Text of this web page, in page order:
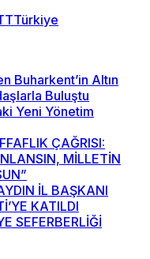
Türkiye
Buharkent’in Altın
Buluştu
Yeni Yönetim
ÇAĞRISI:
MİLLETİN
İL BAŞKANI
KATILDI
SEFERBERLİĞİ